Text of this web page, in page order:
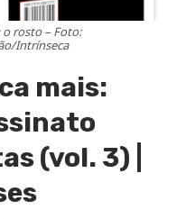
rosto – Foto:
Intrínseca
mais:
(vol. 3) |